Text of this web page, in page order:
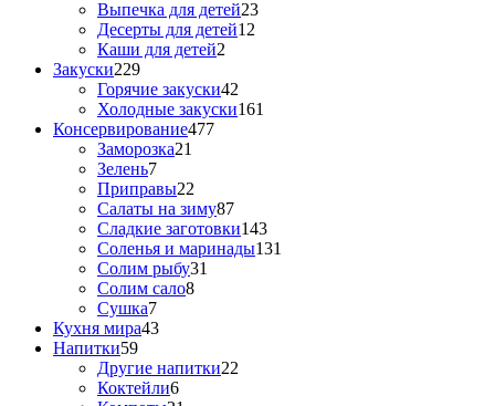
Выпечка для детей23
Десерты для детей12
Каши для детей2
Закуски229
Горячие закуски42
Холодные закуски161
Консервирование477
Заморозка21
Зелень7
Приправы22
Салаты на зиму87
Сладкие заготовки143
Соленья и маринады131
Солим рыбу31
Солим сало8
Сушка7
Кухня мира43
Напитки59
Другие напитки22
Коктейли6